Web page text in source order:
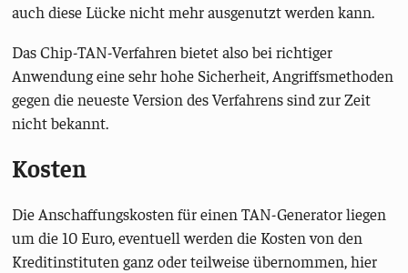
auch diese Lücke nicht mehr ausgenutzt werden kann.
Das Chip-TAN-Verfahren bietet also bei richtiger
Anwendung eine sehr hohe Sicherheit, Angriffsmethoden
gegen die neueste Version des Verfahrens sind zur Zeit
nicht bekannt.
Kosten
Die Anschaffungskosten für einen TAN-Generator liegen
um die 10 Euro, eventuell werden die Kosten von den
Kreditinstituten ganz oder teilweise übernommen, hier